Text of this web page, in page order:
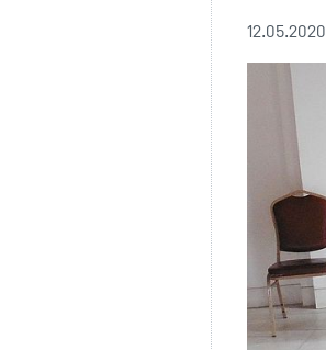
12.05.2020